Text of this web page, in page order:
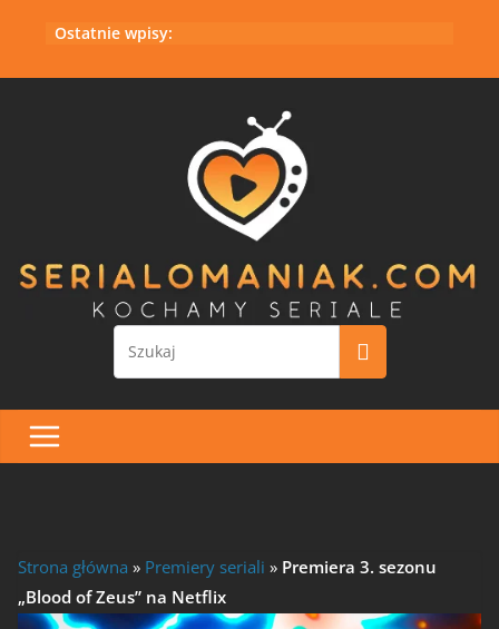
Ostatnie wpisy:
Strona główna » Premiery seriali » Premiera 3. sezonu
„Blood of Zeus” na Netflix